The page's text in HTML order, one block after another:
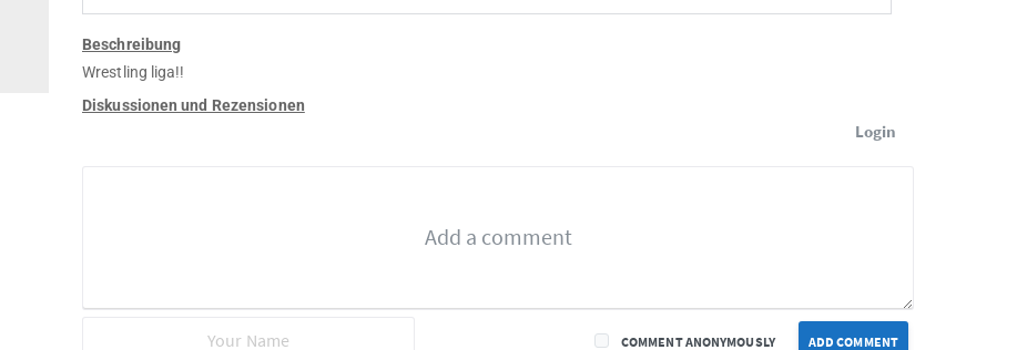
Beschreibung
Wrestling liga!!
Diskussionen und Rezensionen
Login
ADD COMMENT
COMMENT ANONYMOUSLY